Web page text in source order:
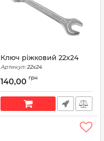
Ключ ріжковий 22х24
Артикул: 22х24
140,00 грн